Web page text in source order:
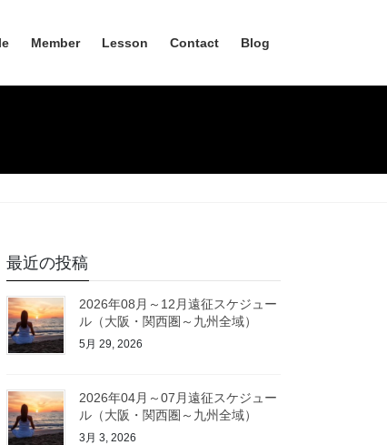
Member Lesson Contact Blog
最近の投稿
2026年08月～12月遠征スケジュー
ル（大阪・関西圏～九州全域）
5月 29, 2026
2026年04月～07月遠征スケジュー
ル（大阪・関西圏～九州全域）
3月 3, 2026